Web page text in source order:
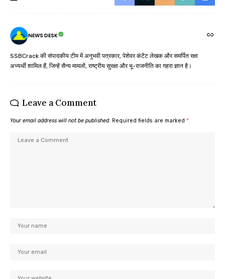
NEWS DESK
SSBCrack की संपादकीय टीम में अनुभवी पत्रकार, पेशेवर कंटेंट लेखक और समर्पित रक्षा
अभ्यर्थी शामिल हैं, जिन्हें सैन्य मामलों, राष्ट्रीय सुरक्षा और भू-राजनीति का गहरा ज्ञान है।
Leave a Comment
Your email address will not be published. Required fields are marked *